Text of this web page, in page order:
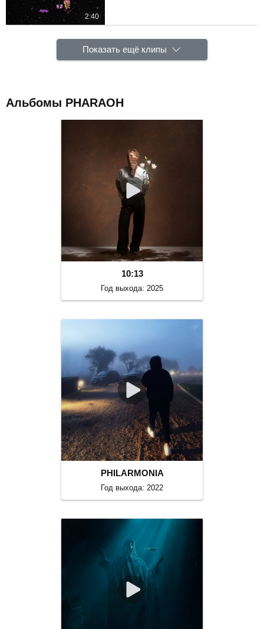
2:40
Показать ещё клипы
Альбомы PHARAOH
10:13
Год выхода: 2025
PHILARMONIA
Год выхода: 2022